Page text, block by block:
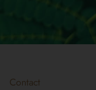
Contact